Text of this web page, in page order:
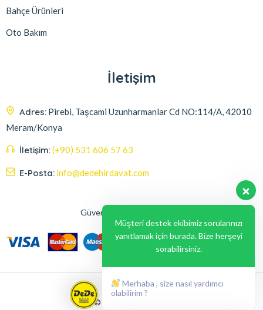
Bahçe Ürünleri
Oto Bakım
İletişim
Adres: Pirebi, Taşcami Uzunharmanlar Cd NO:114/A, 42010
Meram/Konya
İletişim:(+90) 531 606 57 63
E-Posta: info@dedehirdavat.com
Güvenli Ödeme Seçenekleri
© 2024, Liabil Dizayn
Müşteri destek ekibimiz sorularınızı
yanıtlamak için burada. Bize herşeyi
sorabilirsiniz.
Merhaba , size nasıl yardımcı
olabilirim ?